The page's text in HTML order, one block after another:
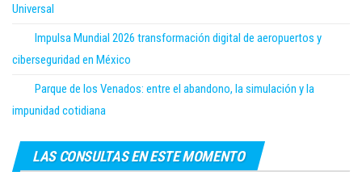
Universal
Impulsa Mundial 2026 transformación digital de aeropuertos y
ciberseguridad en México
Parque de los Venados: entre el abandono, la simulación y la
impunidad cotidiana
LAS CONSULTAS EN ESTE MOMENTO